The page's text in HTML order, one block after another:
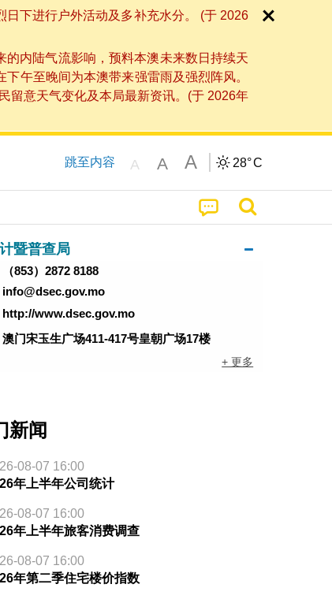
下进行户外活动及多补充水分。 (于 2026
内陆气流影响，预料本澳未来数日持续天
午至晚间为本澳带来强雷雨及强烈阵风。
留意天气变化及本局最新资讯。(于 2026年
跳至内容 A A A 28°C
暨普查局
（853）2872 8188
info@dsec.gov.mo
http://www.dsec.gov.mo
澳门宋玉生广场411-417号皇朝广场17楼
+ 更多
新闻
08-07 16:00
年上半年公司统计
08-07 16:00
年上半年旅客消费调查
08-07 16:00
年第二季住宅楼价指数